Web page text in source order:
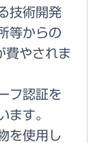
技術開発
等からの
費やされま
フ認証を
ます。
を使用し